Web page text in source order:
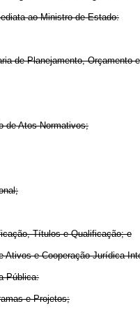
ao Ministro de Estado:
Planejamento, Orçamento e
Atos Normativos;
Títulos e Qualificação; e
e Cooperação Jurídica
Pública:
e Projetos;